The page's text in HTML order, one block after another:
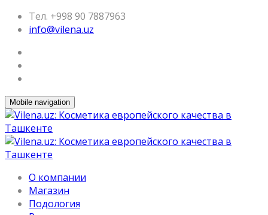
Тел. +998 90 7887963
info@vilena.uz
Mobile navigation
О компании
Магазин
Подология